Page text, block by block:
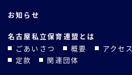
お知らせ
名古屋私立保育連盟とは
ごあいさつ
概要 アクセス
定款
関連団体